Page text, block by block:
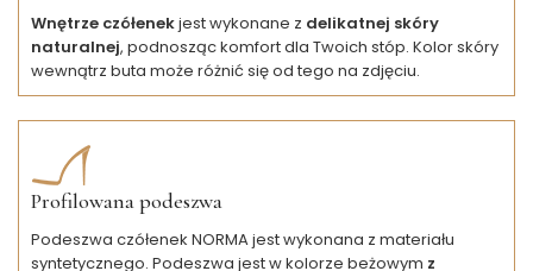
Wnętrze czółenekjest wykonane z delikatnej skóry
naturalnej, podnosząc komfort dla Twoich stóp. Kolor skóry
wewnątrz buta może różnić się od tego na zdjęciu.
Profilowana podeszwa
Podeszwa czółenek NORMA jest wykonana z materiału
syntetycznego. Podeszwa jest w kolorze beżowym z